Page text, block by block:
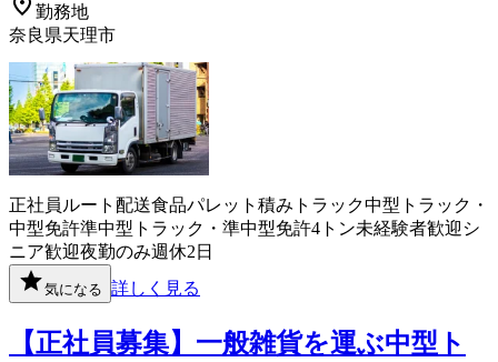
勤務地
奈良県天理市
正社員 ルート配送食品パレット積み トラック中型トラック・
中型免許準中型トラック・準中型免許4トン未経験者歓迎 シ
ニア歓迎夜勤のみ週休2日
気になる 詳しく見る
【正社員募集】一般雑貨を運ぶ中型ト